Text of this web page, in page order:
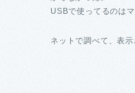
USBで使ってるのは
ネットで調べて、表